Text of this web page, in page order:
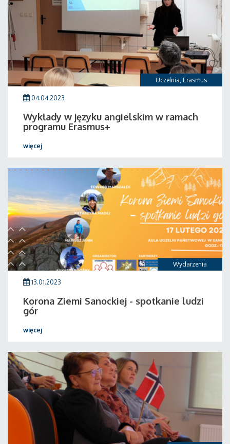
Uczelnia, Erasmus
04.04.2023
Wykłady w języku angielskim w ramach
programu Erasmus+
więcej
Wydarzenia
13.01.2023
Korona Ziemi Sanockiej - spotkanie ludzi
gór
więcej